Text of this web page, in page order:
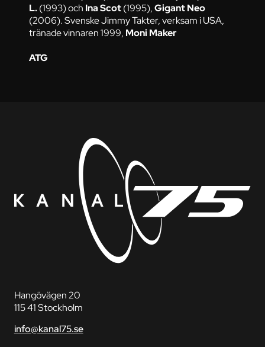
L.(1993) och Ina Scot(1995),Gigant Neo
(2006). Svenske Jimmy Takter, verksam i USA,
tränade vinnaren 1999, Moni Maker
ATG
Hangövägen 20
115 41 Stockholm
info@kanal75.se